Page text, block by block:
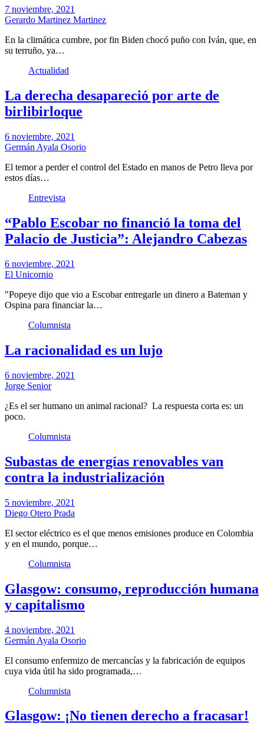
7 noviembre, 2021
Gerardo Martinez Martinez
En la climática cumbre, por fin Biden chocó puño con Iván, que, en
su terruño, ya…
Actualidad
La derecha desapareció por arte de
birlibirloque
6 noviembre, 2021
Germán Ayala Osorio
El temor a perder el control del Estado en manos de Petro lleva por
estos días…
Entrevista
“Pablo Escobar no financió la toma del
Palacio de Justicia”: Alejandro Cabezas
6 noviembre, 2021
El Unicornio
"Popeye dijo que vio a Escobar entregarle un dinero a Bateman y
Ospina para financiar la…
Columnista
La racionalidad es un lujo
6 noviembre, 2021
Jorge Senior
¿Es el ser humano un animal racional? La respuesta corta es: un
poco.
Columnista
Subastas de energías renovables van
contra la industrialización
5 noviembre, 2021
Diego Otero Prada
El sector eléctrico es el que menos emisiones produce en Colombia
y en el mundo, porque…
Columnista
Glasgow: consumo, reproducción humana
y capitalismo
4 noviembre, 2021
Germán Ayala Osorio
El consumo enfermizo de mercancías y la fabricación de equipos
cuya vida útil ha sido programada,…
Columnista
Glasgow: ¡No tienen derecho a fracasar!